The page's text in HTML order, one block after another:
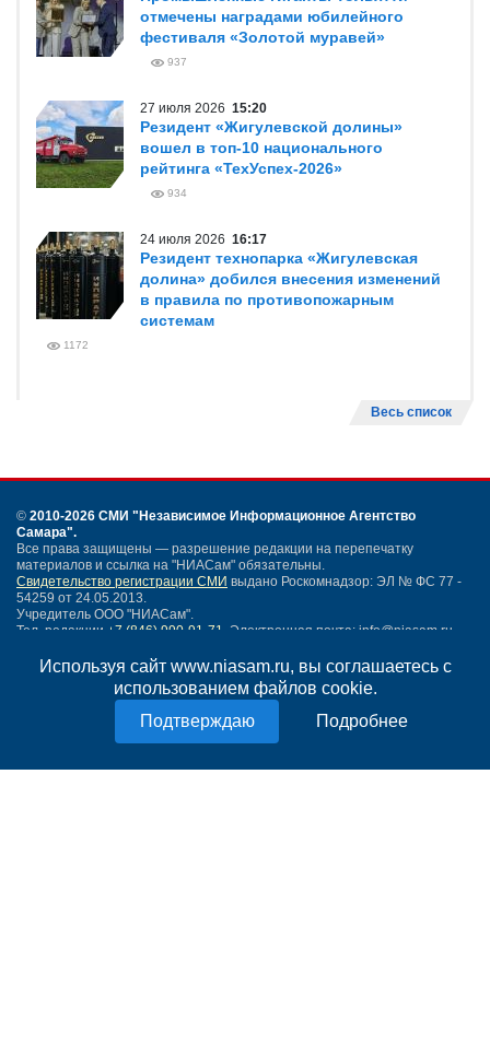
Используя сайт www.niasam.ru, вы соглашаетесь с
использованием файлов cookie.
Подробнее
отмечены наградами юбилейного
фестиваля «Золотой муравей»
937
27 июля 2026 15:20
Резидент «Жигулевской долины»
вошел в топ-10 национального
рейтинга «ТехУспех-2026»
934
24 июля 2026 16:17
Резидент технопарка «Жигулевская
долина» добился внесения изменений
в правила по противопожарным
системам
1172
Весь список
© 2010-2026 СМИ "Независимое Информационное Агентство
Самара".
Все права защищены — разрешение редакции на перепечатку
материалов и ссылка на "НИАСам" обязательны.
Свидетельство регистрации СМИ выдано Роскомнадзор: ЭЛ № ФС 77 -
54259 от 24.05.2013.
Учредитель ООО "НИАСам".
Тел. редакции +7 (846) 990-91-71. Электронная почта: info@niasam.ru
Написать письмо
Политика конфиденциальности
18+